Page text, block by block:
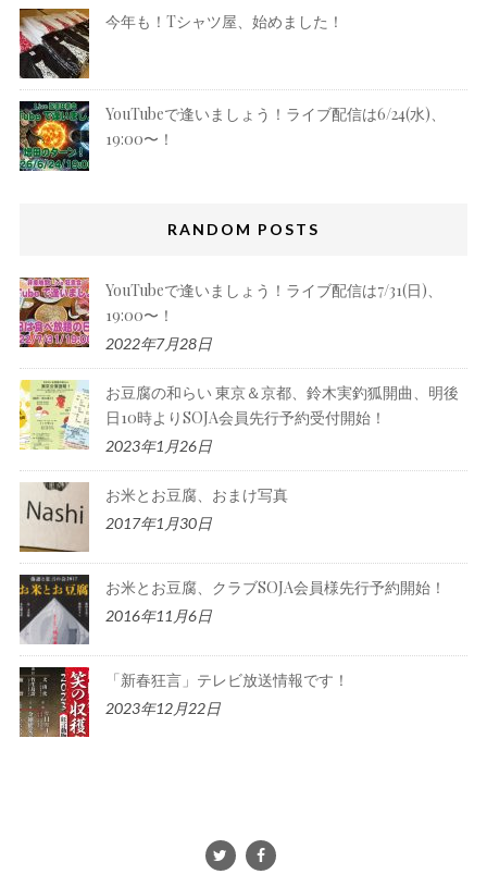
今年も！Tシャツ屋、始めました！
YouTubeで逢いましょう！ライブ配信は6/24(水)、
19:00〜！
RANDOM POSTS
YouTubeで逢いましょう！ライブ配信は7/31(日)、
19:00〜！
2022年7月28日
お豆腐の和らい 東京＆京都、鈴木実釣狐開曲、明後
日10時よりSOJA会員先行予約受付開始！
2023年1月26日
お米とお豆腐、おまけ写真
2017年1月30日
お米とお豆腐、クラブSOJA会員様先行予約開始！
2016年11月6日
「新春狂言」テレビ放送情報です！
2023年12月22日